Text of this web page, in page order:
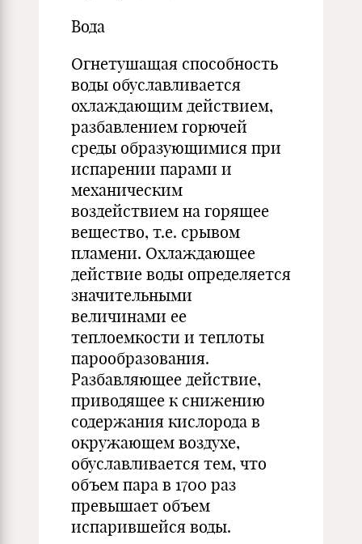
Вода
Огнетушащая способность
воды обуславливается
охлаждающим действием,
разбавлением горючей
среды образующимися при
испарении парами и
механическим
воздействием на горящее
вещество, т.е. срывом
пламени. Охлаждающее
действие воды определяется
значительными
величинами ее
теплоемкости и теплоты
парообразования.
Разбавляющее действие,
приводящее к снижению
содержания кислорода в
окружающем воздухе,
обуславливается тем, что
объем пара в 1700 раз
превышает объем
испарившейся воды.